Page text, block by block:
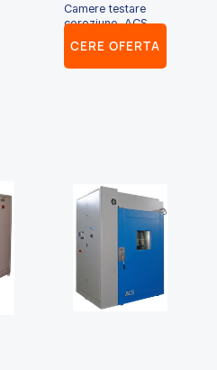
Camere testare
coroziune, ACS
CERE OFERTA